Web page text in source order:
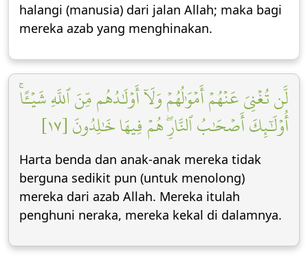
halangi (manusia) dari jalan Allah; maka bagi
mereka azab yang menghinakan.
لَّن تُغۡنِيَ عَنۡهُمۡ أَمۡوَٰلُهُمۡ وَلَآ أَوۡلَٰدُهُم مِّنَ ٱللَّهِ شَيۡـًٔاۚ
أُوْلَٰٓئِكَ أَصۡحَٰبُ ٱلنَّارِۖ هُمۡ فِيهَا خَٰلِدُونَ [١٧]
Harta benda dan anak-anak mereka tidak
berguna sedikit pun (untuk menolong)
mereka dari azab Allah. Mereka itulah
penghuni neraka, mereka kekal di dalamnya.